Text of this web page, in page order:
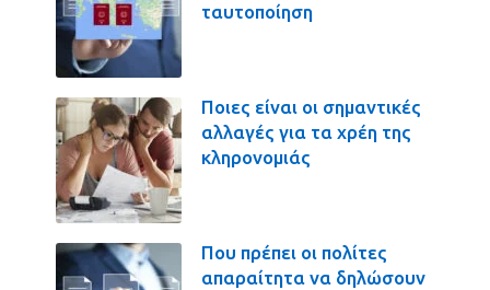
ταυτοποίηση
Ποιες είναι οι σημαντικές
αλλαγές για τα χρέη της
κληρονομιάς
Που πρέπει οι πολίτες
απαραίτητα να δηλώσουν